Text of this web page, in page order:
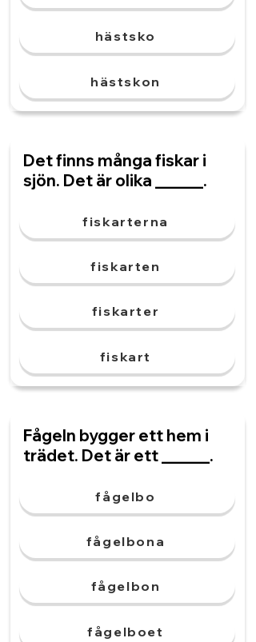
hästsko
hästskon
Det finns många fiskar i
sjön. Det är olika ______.
fiskarterna
fiskarten
fiskarter
fiskart
Fågeln bygger ett hem i
trädet. Det är ett ______.
fågelbo
fågelbona
fågelbon
fågelboet